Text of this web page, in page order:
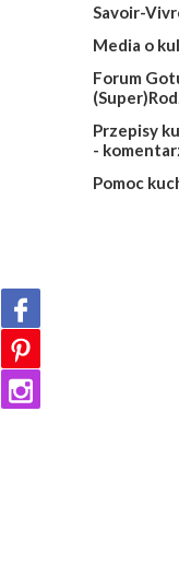
Savoir-
Media o
Forum
Przepisy
-
Pomoc